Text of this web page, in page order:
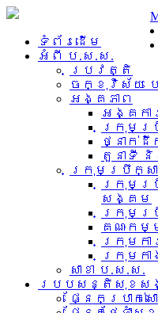
ទំព័រដើម
អំពី​ ប.ស.ស.
ប្រវត្តិ
ចក្ខុវិស័យ ប
អង្គភាព
អង្គកា
ក្រុមប្
ថ្នាក់ដឹ
តួនាទី
ក្រុមប្រឹក្ស
ក្រុមប្
សង្គម
ក្រុមប្រឹ
គណៈកម្
ក្រុមកា
ក្រុមកា
សាខា ប.ស.ស.
របបសន្តិសុខស
ផ្នែកប្រាក់ស